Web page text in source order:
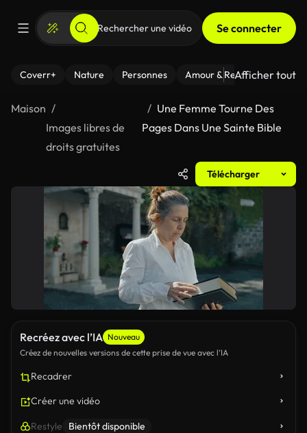
Se connecter
Coverr+ Nature Personnes Amour & Relations Le
Afficher tout
Maison
Images libres de
droits gratuites
Une Femme Tourne Des
Pages Dans Une Sainte Bible
Télécharger
Recréez avec l’IA Nouveau
Créez de nouvelles versions de cette prise de vue avec l’IA
Recadrer
Créer une vidéo
Restyle Bientôt disponible